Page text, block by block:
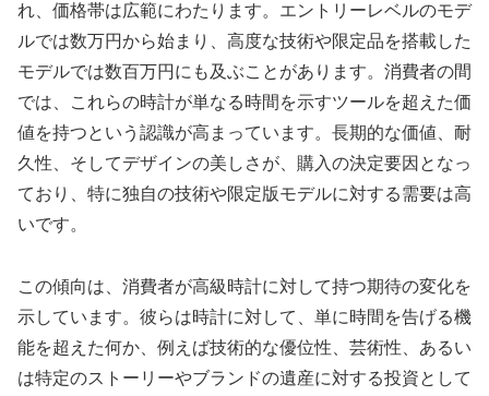
れ、価格帯は広範にわたります。エントリーレベルのモデ
ルでは数万円から始まり、高度な技術や限定品を搭載した
モデルでは数百万円にも及ぶことがあります。消費者の間
では、これらの時計が単なる時間を示すツールを超えた価
値を持つという認識が高まっています。長期的な価値、耐
久性、そしてデザインの美しさが、購入の決定要因となっ
ており、特に独自の技術や限定版モデルに対する需要は高
いです。
この傾向は、消費者が高級時計に対して持つ期待の変化を
示しています。彼らは時計に対して、単に時間を告げる機
能を超えた何か、例えば技術的な優位性、芸術性、あるい
は特定のストーリーやブランドの遺産に対する投資として